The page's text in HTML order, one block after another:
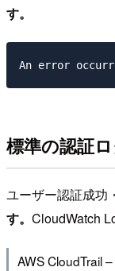
す。
標準の認証
ユーザー認証成功
す。 CloudWatch
AWS CloudTrail